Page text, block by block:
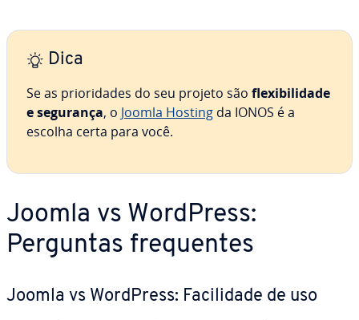
Dica
Se as pri­o­ri­da­des do seu projeto são fle­xi­bi­li­dade
e segurança, o Joomla Hosting da IONOS é a
escolha certa para você.
Joomla vs WordPress:
Perguntas fre­quen­tes
Joomla vs WordPress: Fa­ci­li­dade de uso